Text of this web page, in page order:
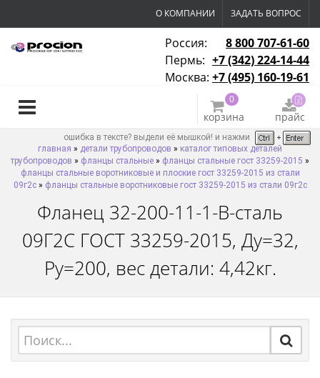
О КОМПАНИИ ЗАДАТЬ ВОПРОС
Россия:
8 800 707-61-60
Пермь: +7 (342) 224-14-44
Москва: +7 (495) 160-19-61
0
корзина прайс
ошибка в тексте? выдели её мышкой! и нажми
главная » детали трубопроводов » каталог типовых деталей
трубопроводов » фланцы стальные » фланцы стальные гост 33259-2015 »
фланцы стальные воротниковые и плоские гост 33259-2015 из стали
09г2с» фланцы стальные воротниковые гост 33259-2015 из стали 09г2с
Фланец 32-200-11-1-B-сталь
09Г2С ГОСТ 33259-2015, Ду=32,
Ру=200, вес детали: 4,42кг.